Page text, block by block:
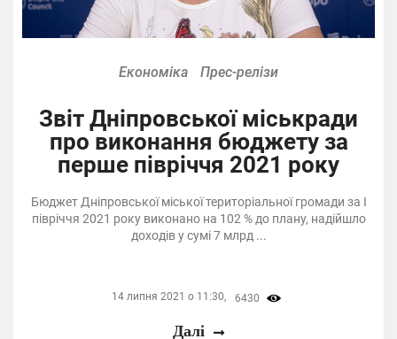
Економіка Прес-релізи
Звіт Дніпровської міськради
про виконання бюджету за
перше півріччя 2021 року
Бюджет Дніпровської міської територіальної громади за I
півріччя 2021 року виконано на 102 % до плану, надійшло
доходів у сумі 7 млрд ...
14 липня 2021 о 11:30, 6430
Далі